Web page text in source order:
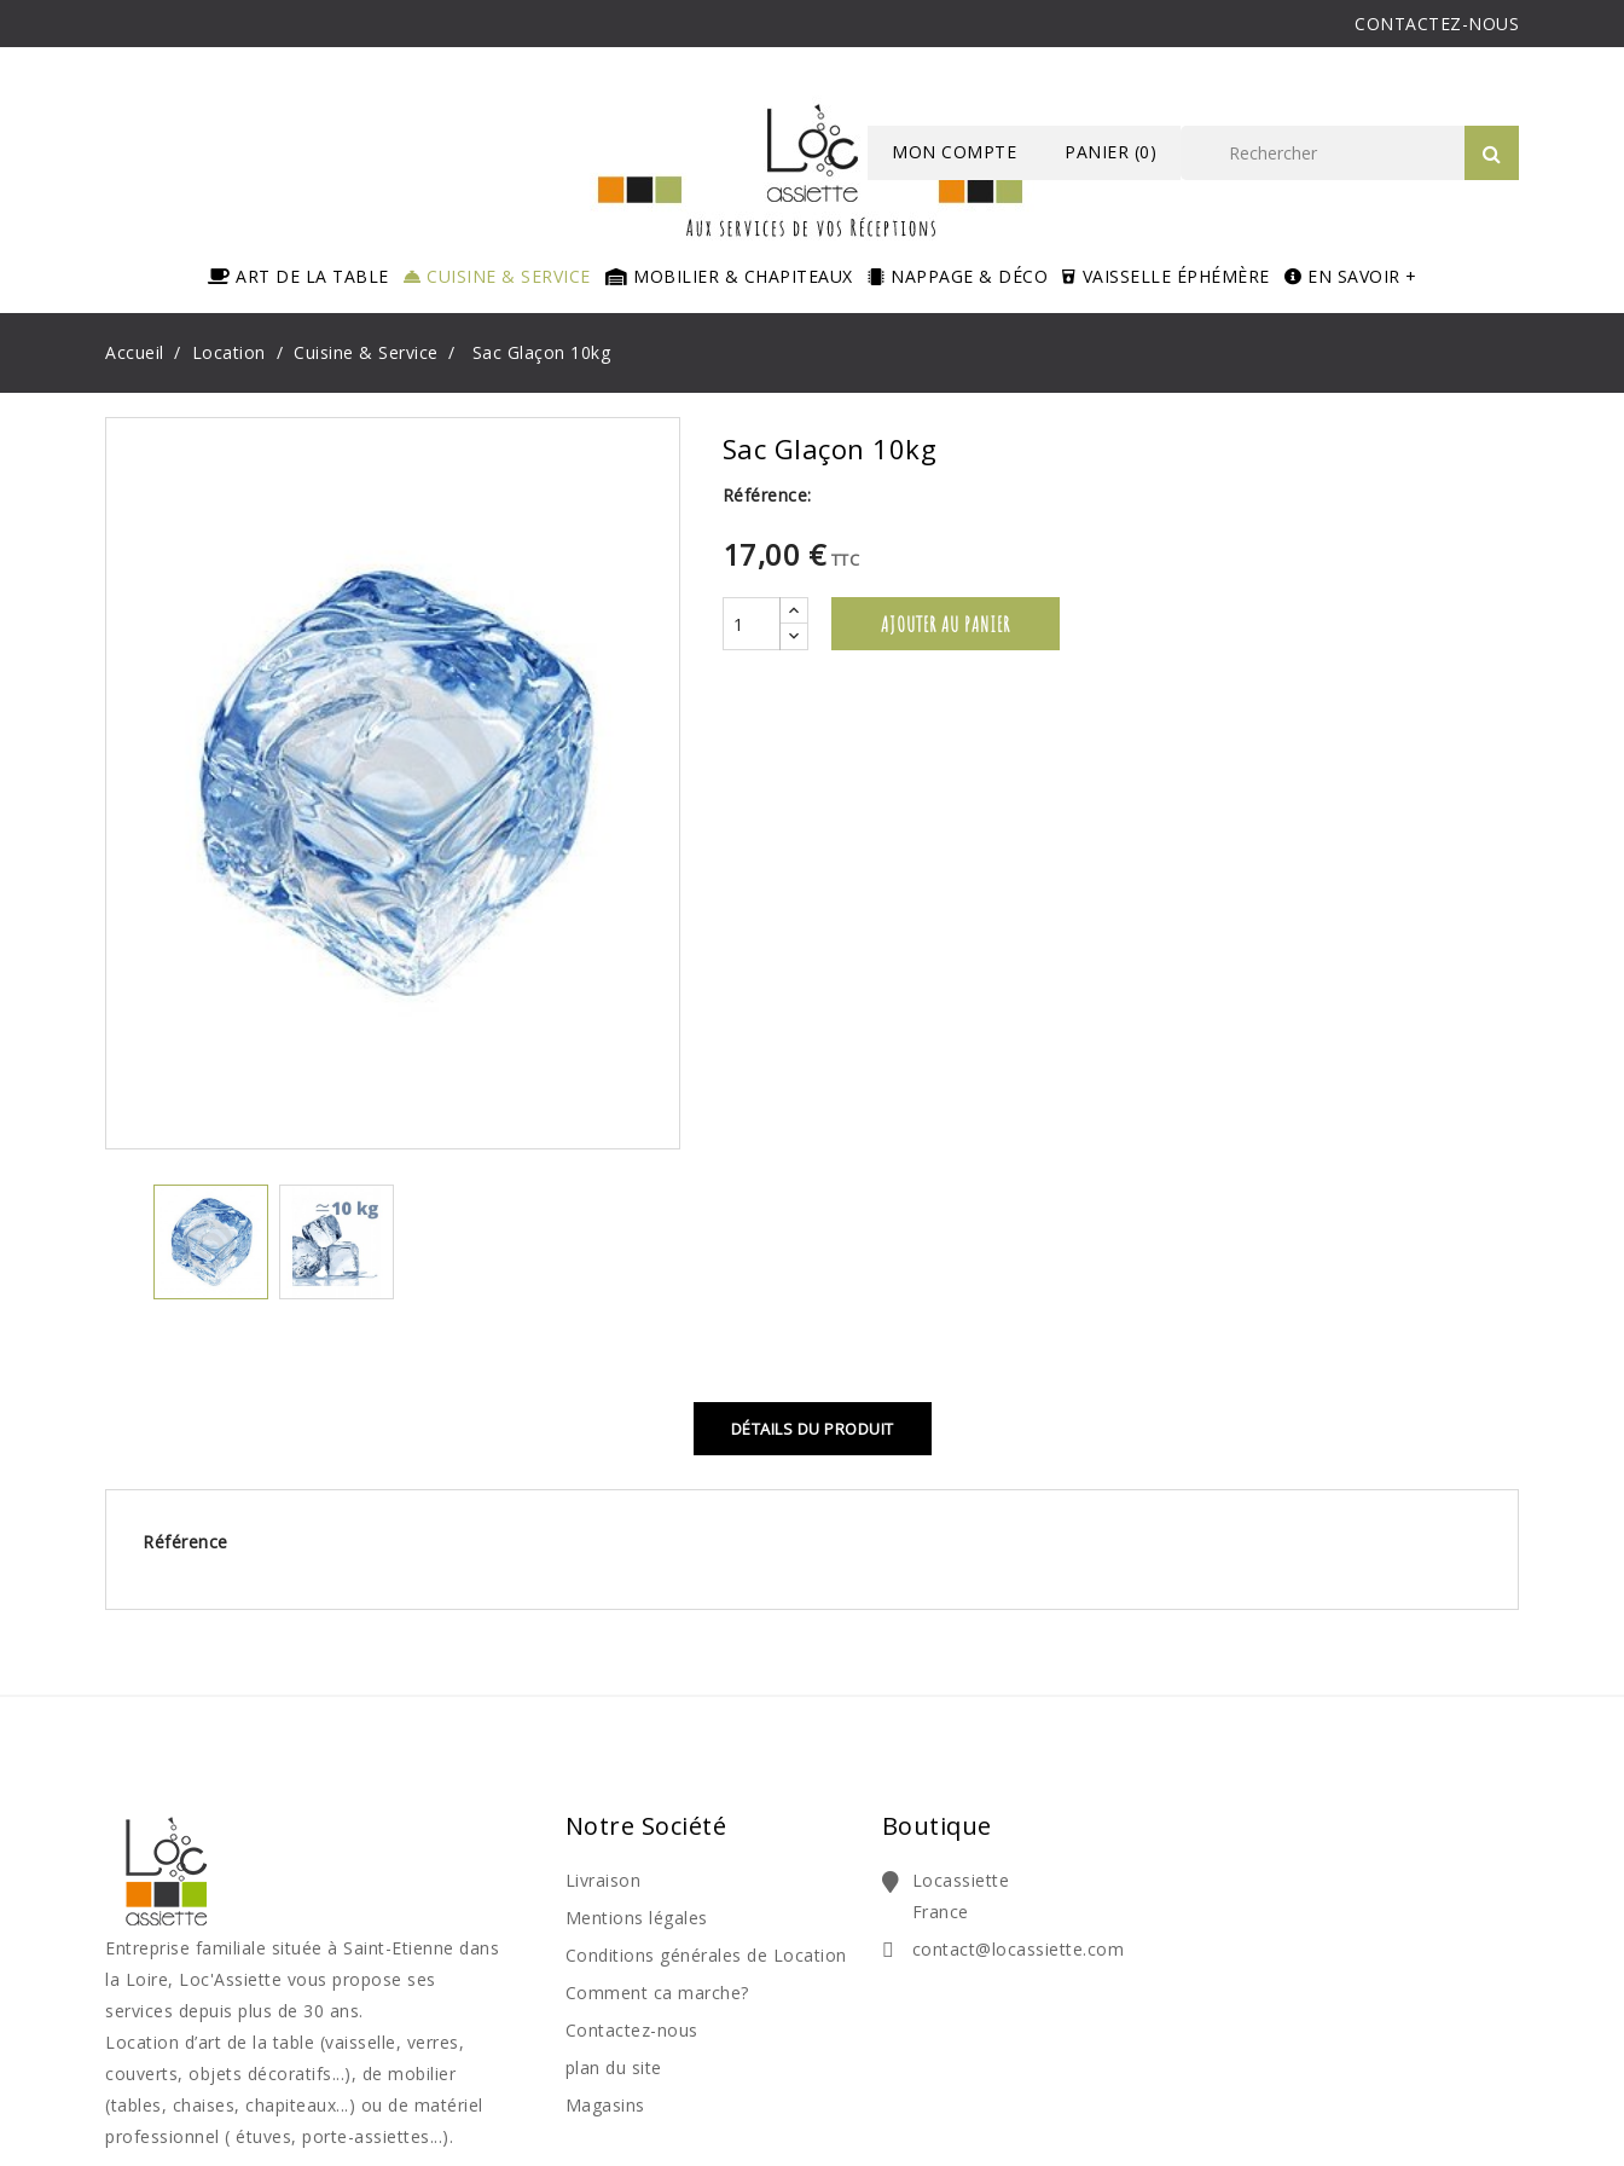
CONTACTEZ-NOUS
PANIER (0)
MON COMPTE
ART DE LA TABLE CUISINE & SERVICE MOBILIER & CHAPITEAUX NAPPAGE & DÉCO VAISSELLE ÉPHÉMÈRE EN SAVOIR +
Accueil Location Cuisine & Service Sac Glaçon 10kg
Sac Glaçon 10kg
Référence:
17,00 € TTC
AJOUTER AU PANIER
DÉTAILS DU PRODUIT
Référence
Entreprise familiale située à Saint-Etienne dans
la Loire, Loc'Assiette vous propose ses
services depuis plus de 30 ans.
Location d’art de la table (vaisselle, verres,
couverts, objets décoratifs...), de mobilier
(tables, chaises, chapiteaux...) ou de matériel
professionnel ( étuves, porte-assiettes...).
Notre Société
Livraison
Mentions légales
Conditions générales de Location
Comment ca marche?
Contactez-nous
plan du site
Magasins
Boutique
Locassiette
France
contact@locassiette.com